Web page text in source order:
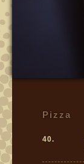
Pizza
40.